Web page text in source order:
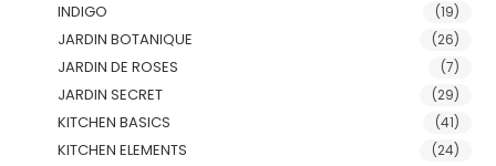
INDIGO (19)
JARDIN BOTANIQUE (26)
JARDIN DE ROSES (7)
JARDIN SECRET (29)
KITCHEN BASICS (41)
KITCHEN ELEMENTS (24)